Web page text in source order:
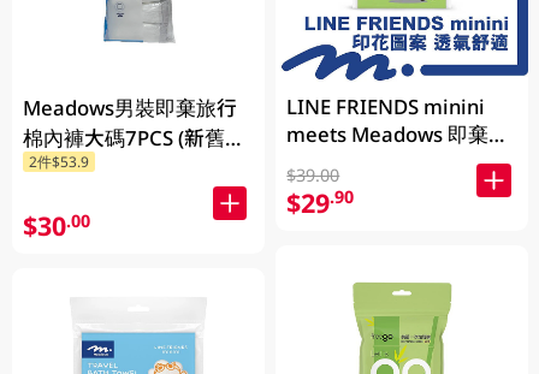
Meadows男裝即棄旅行
棉內褲大碼7PCS (新舊包
裝隨機發貨)
2件$53.9
$30.00
LINE FRIENDS minini
meets Meadows 即棄旅
行床品 1套
$39.00
$29.90